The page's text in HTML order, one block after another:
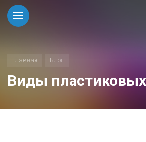
Главная Блог
Виды